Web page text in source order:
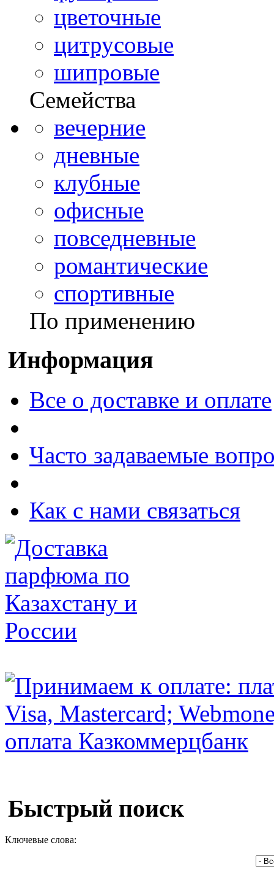
цветочные
цитрусовые
шипровые
Семейства
вечерние
дневные
клубные
офисные
повседневные
романтические
спортивные
По применению
Информация
Все о доставке и оплате
Часто задаваемые
Как с нами связаться
Быстрый поиск
Ключевые слова: